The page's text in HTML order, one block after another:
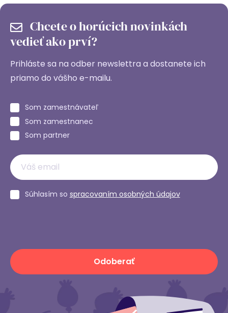
Chcete o horúcich novinkách
vedieť ako prví?
Prihláste sa na odber newslettra a dostanete ich
priamo do vášho e-mailu.
Som zamestnávateľ
Som zamestnanec
Som partner
Súhlasím so spracovaním osobných údajov
Odoberať